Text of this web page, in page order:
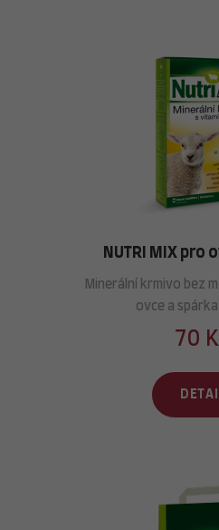
NUTRI MIX pro
Minerální krmivo bez
ovce a
70